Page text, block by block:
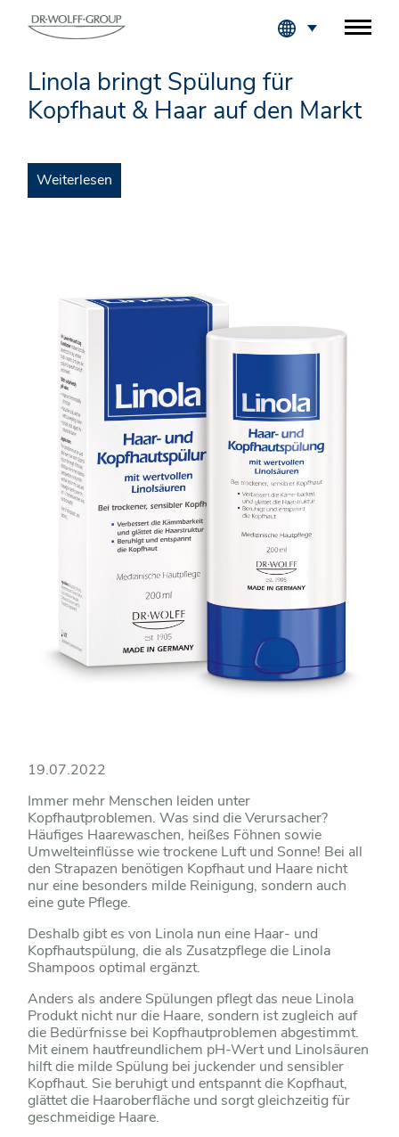
Linola bringt Spülung für
Kopfhaut & Haar auf den Markt
Weiterlesen
19.07.2022
Immer mehr Menschen leiden unter
Kopfhautproblemen. Was sind die Verursacher?
Häufiges Haarewaschen, heißes Föhnen sowie
Umwelteinflüsse wie trockene Luft und Sonne! Bei all
den Strapazen benötigen Kopfhaut und Haare nicht
nur eine besonders milde Reinigung, sondern auch
eine gute Pflege.
Deshalb gibt es von Linola nun eine Haar- und
Kopfhautspülung, die als Zusatzpflege die Linola
Shampoos optimal ergänzt.
Anders als andere Spülungen pflegt das neue Linola
Produkt nicht nur die Haare, sondern ist zugleich auf
die Bedürfnisse bei Kopfhautproblemen abgestimmt.
Mit einem hautfreundlichem pH-Wert und Linolsäuren
hilft die milde Spülung bei juckender und sensibler
Kopfhaut. Sie beruhigt und entspannt die Kopfhaut,
glättet die Haaroberfläche und sorgt gleichzeitig für
geschmeidige Haare.